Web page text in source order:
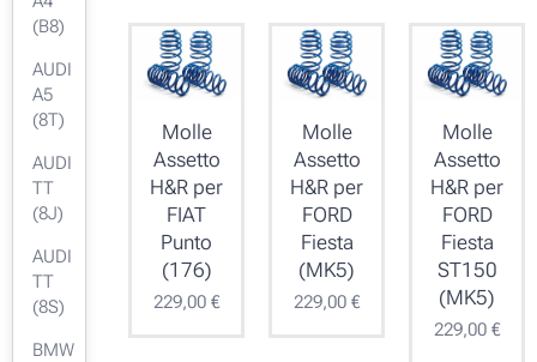
(B8)
AUDI
A5
(8T)
AUDI
TT
(8J)
AUDI
TT
(8S)
BMW
Molle
Assetto
H&R per
FIAT
Punto
(176)
229,00€
Molle
Assetto
H&R per
FORD
Fiesta
(MK5)
229,00€
Molle
Assetto
H&R per
FORD
Fiesta
ST150
(MK5)
229,00€